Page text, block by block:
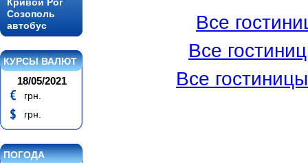
Созополь
автобус
КУРСЫ ВАЛЮТ
18/05/2021
грн.
грн.
ПОГОДА
Все
Все
Все